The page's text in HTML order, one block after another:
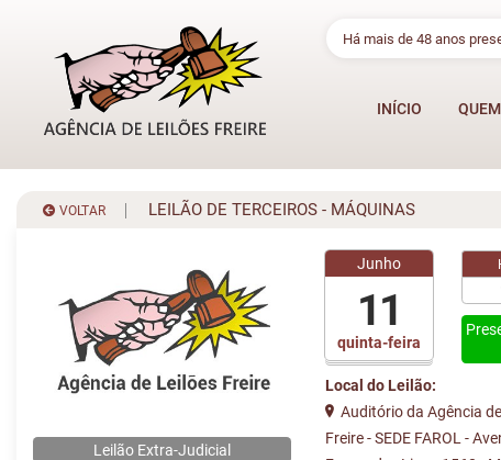
Há mais de 48 anos
INÍCIO
VOLTAR LEILÃO DE TERCEIROS - MÁQUINAS
Leilão Extra-Judicial
quinta-feira
Junho
11
Local do Leilão:
Auditório da Agência
Freire - SEDE FAROL -